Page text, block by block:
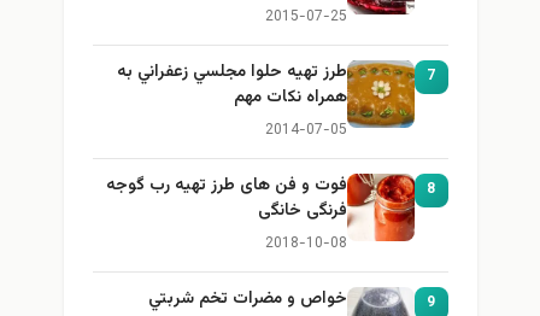
2015-07-25
7
طرز تهيه حلوا مجلسي زعفراني به
همراه نكات مهم
2014-07-05
8
فوت و فن های طرز تهیه رب گوجه
فرنگی خانگی
2018-10-08
9 خواص و مضرات تخم شربتي